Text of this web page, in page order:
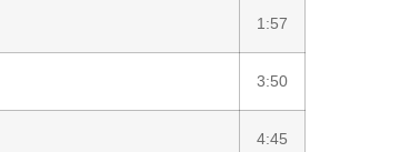
1:57
3:50
4:45